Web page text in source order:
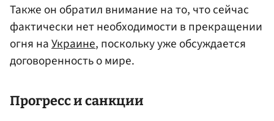
Также он обратил внимание на то, что сейчас
фактически нет необходимости в прекращении
огня наУкраине, поскольку уже обсуждается
договоренность о мире.
Прогресс и санкции